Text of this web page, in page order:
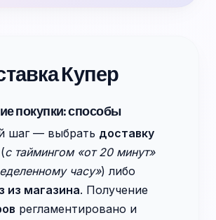
Купер
покупки: способы
шаг — выбрать доставку
(с таймингом «от 20 минут»
часу») либо
из магазина. Получение
регламентировано и